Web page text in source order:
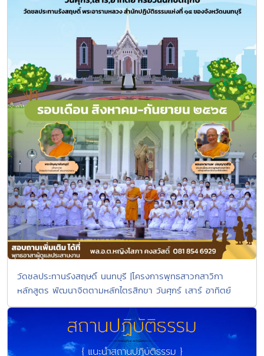
วัดชลประทานรังสฤษดิ์ นนทบุรี |โครงการพุทธสาวกสาวิกา
หลักสูตร พัฒนาจิตตามหลักไตรสิกขา วันศุกร์ เสาร์ อาทิตย์